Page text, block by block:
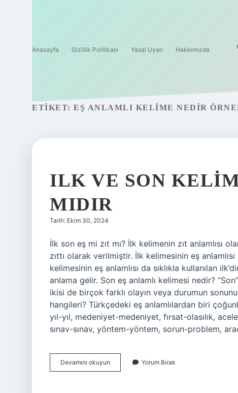
Anasayfa Gizlilik Politikası Yasal Uyarı Hakkımızda
ETIKET: EŞ ANLAMLI KELIME NEDIR
ILK VE SON
MIDIR
Tarih: Ekim 30, 2024
İlk son eş mi zıt mı? İlk kelimenin zıt anlamlısı
zıttı olarak verilmiştir. İlk kelimesinin eş
kelimesinin eş anlamlısı da sıklıkla kullanılan
anlama gelir. Son eş anlamlı kelimesi nedir?
ikisi de birçok farklı olayın veya durumun
hangileri? Türkçedeki eş anlamlılardan biri
yıl-yıl, medeniyet-medeniyet, fırsat-olasılık,
sınav-sınav, yöntem-yöntem, sorun-problem,
Devamını okuyun
Ve
Yorum Bırak